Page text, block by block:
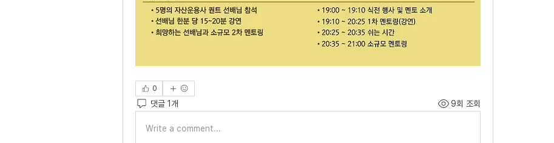
0
댓글 1개 9회 조회
Write a comment...